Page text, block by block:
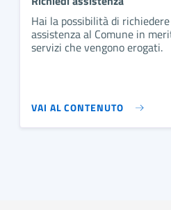
Hai la possibilità di richiedere
assistenza al Comune in
servizi che vengono erogati.
VAI AL CONTENUTO